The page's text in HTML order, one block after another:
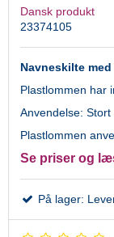
Dansk produkt
23374105
Navneskilte
Plastlommen har
Anvendelse:
Plastlommen
Se priser og
På lager: